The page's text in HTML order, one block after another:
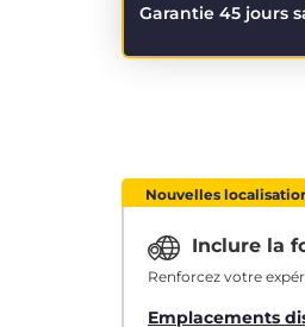
Garantie 45 jours
Nouvelles
Inclure la
Renforcez votre
Emplacements